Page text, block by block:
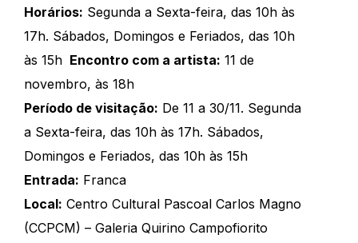
Horários: Segunda a Sexta-feira, das 10h às
17h. Sábados, Domingos e Feriados, das 10h
às 15h Encontro com a artista: 11 de
novembro, às 18h
Período de visitação: De 11 a 30/11. Segunda
a Sexta-feira, das 10h às 17h. Sábados,
Domingos e Feriados, das 10h às 15h
Entrada: Franca
Local: Centro Cultural Pascoal Carlos Magno
(CCPCM) – Galeria Quirino Campofiorito